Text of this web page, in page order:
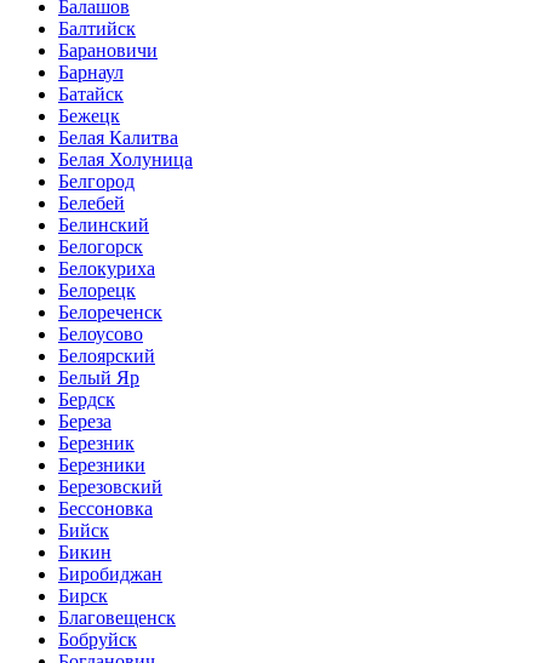
Балашов
Балтийск
Барановичи
Барнаул
Батайск
Бежецк
Белая Калитва
Белая Холуница
Белгород
Белебей
Белинский
Белогорск
Белокуриха
Белорецк
Белореченск
Белоусово
Белоярский
Белый Яр
Бердск
Береза
Березник
Березники
Березовский
Бессоновка
Бийск
Бикин
Биробиджан
Бирск
Благовещенск
Бобруйск